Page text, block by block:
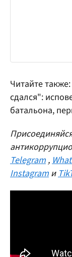
Читайте
сдался":
батальона,
Telegram ,
Instagram и